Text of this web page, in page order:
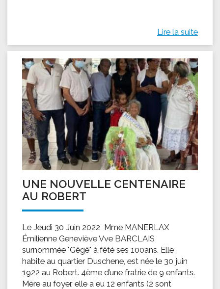
Lire la suite
UNE NOUVELLE CENTENAIRE
AU ROBERT
Le Jeudi 30 Juin 2022 Mme MANERLAX
Émilienne Geneviève Vve BARCLAIS
surnommée "Gêgê" à fêté ses 100ans. Elle
habite au quartier Duschene, est née le 30 juin
1922 au Robert. 4ème d’une fratrie de 9 enfants.
Mère au foyer, elle a eu 12 enfants (2 sont